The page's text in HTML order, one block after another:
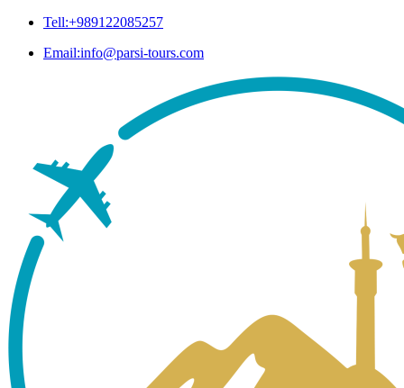
Tell:+989122085257
Email:info@parsi-tours.com